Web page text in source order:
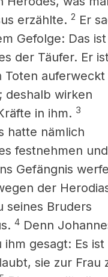
erzählte. 2 Er
Gefolge: Das ist
der Täufer. Er
Toten auferweckt
deshalb wirken
in ihm. 3
hatte nämlich
festnehmen
Gefängnis
der
seines Bruders
4 Denn
ihm gesagt: Es ist
sie zur Frau